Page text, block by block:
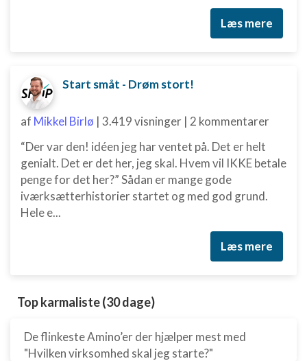
Læs mere
Start småt - Drøm stort!
af Mikkel Birlø | 3.419 visninger | 2 kommentarer
“Der var den! idéen jeg har ventet på. Det er helt
genialt. Det er det her, jeg skal. Hvem vil IKKE betale
penge for det her?” Sådan er mange gode
iværksætterhistorier startet og med god grund.
Hele e...
Læs mere
Top karmaliste (30 dage)
De flinkeste Amino’er der hjælper mest med
"Hvilken virksomhed skal jeg starte?"